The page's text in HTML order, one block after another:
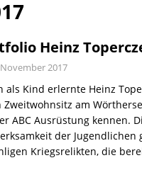
2026
und traurig, Abschied von
Heinz
2017
als Kind erlernte Heinz
Zweitwohnsitz am
ABC Ausrüstung kennen.
der Jugendlichen
Kriegsrelikten, die